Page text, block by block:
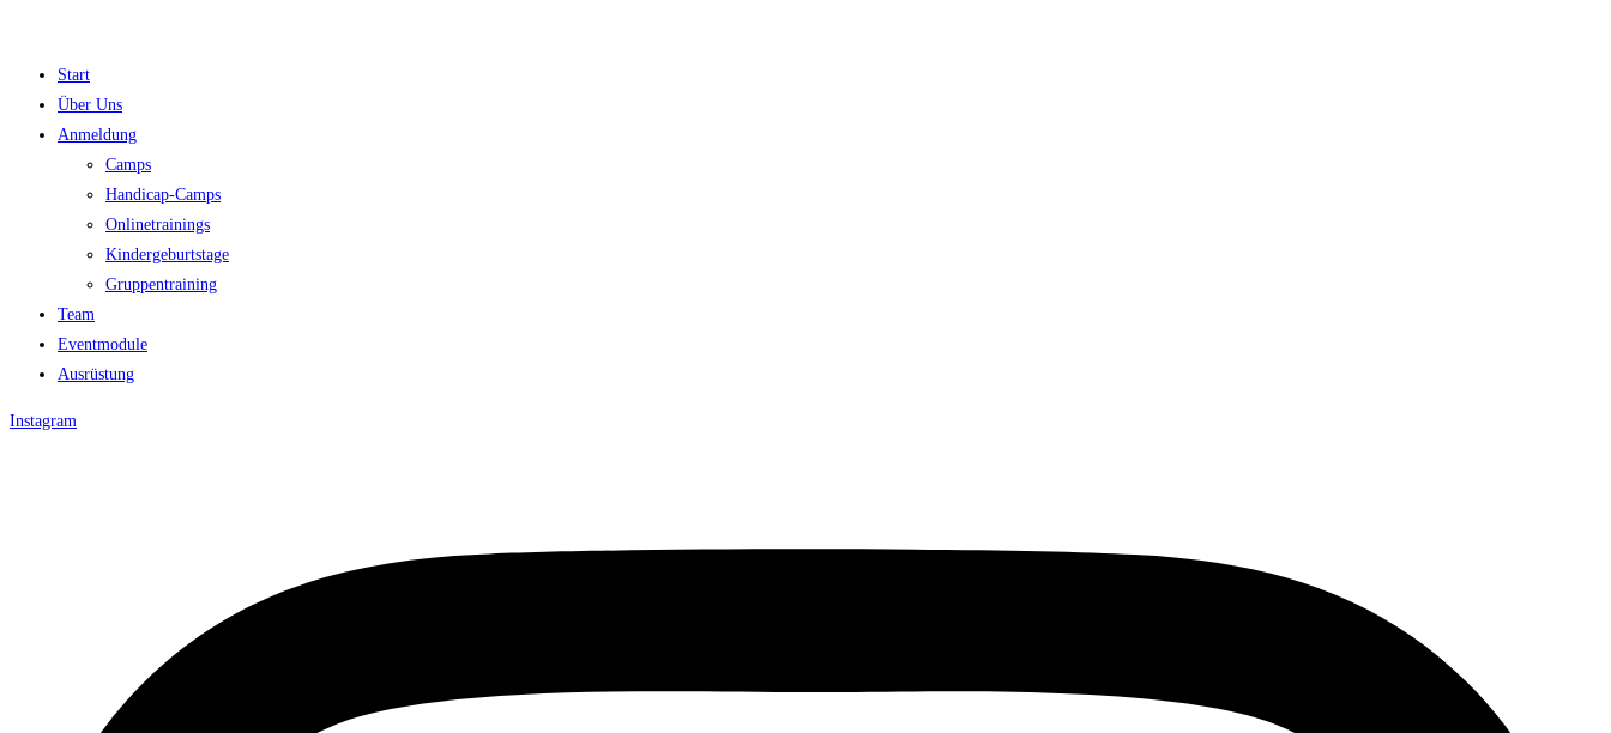
Start
Über Uns
Anmeldung
Camps
Handicap-Camps
Onlinetrainings
Kindergeburtstage
Gruppentraining
Team
Eventmodule
Ausrüstung
Instagram